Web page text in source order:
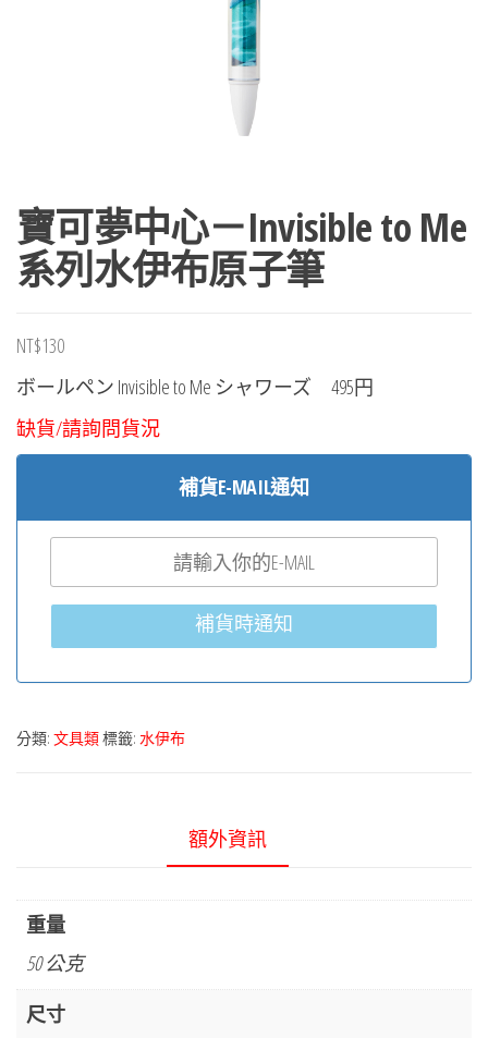
寶可夢中心－Invisible to Me
系列水伊布原子筆
NT$130
ボールペン Invisible to Me シャワーズ 495円
缺貨/請詢問貨況
補貨E-MAIL通知
補貨時通知
分類: 文具類標籤: 水伊布
額外資訊
重量
50 公克
尺寸